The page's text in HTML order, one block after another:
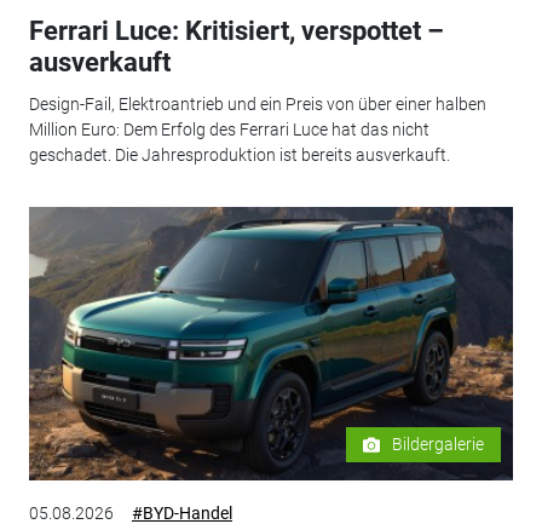
Ferrari Luce: Kritisiert, verspottet –
ausverkauft
Design-Fail, Elektroantrieb und ein Preis von über einer halben
Million Euro: Dem Erfolg des Ferrari Luce hat das nicht
geschadet. Die Jahresproduktion ist bereits ausverkauft.
Bildergalerie
05.08.2026 #BYD-Handel